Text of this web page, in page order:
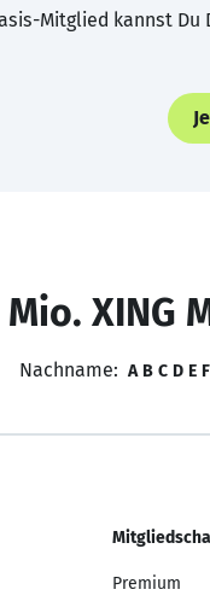
Mitglied kannst
Mio. XING
Nachname: A B C D E F
Premium